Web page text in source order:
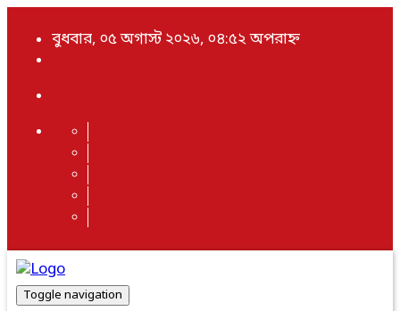
বুধবার, ০৫ অগাস্ট ২০২৬, ০৪:৫২ অপরাহ্ন
Toggle navigation